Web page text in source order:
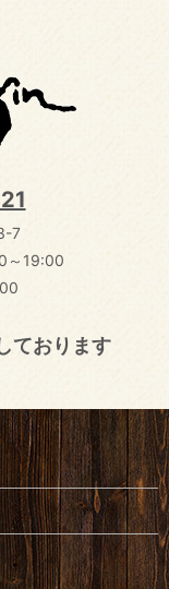
7
～19:00
ております